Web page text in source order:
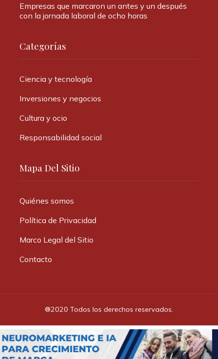
Empresas que marcaron un antes y un después
con la jornada laboral de ocho horas
Categorías
Ciencia y tecnología
Inversiones y negocios
Cultura y ocio
Responsabilidad social
Mapa Del Sitio
Quiénes somos
Política de Privacidad
Marco Legal del Sitio
Contacto
®2020 Todos los derechos reservados.